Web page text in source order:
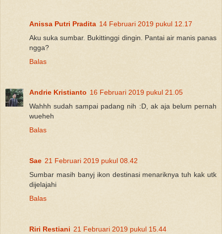
Anissa Putri Pradita 14 Februari 2019 pukul 12.17
Aku suka sumbar. Bukittinggi dingin. Pantai air manis panas
ngga?
Balas
Andrie Kristianto 16 Februari 2019 pukul 21.05
Wahhh sudah sampai padang nih :D, ak aja belum pernah
wueheh
Balas
Sae 21 Februari 2019 pukul 08.42
Sumbar masih banyj ikon destinasi menariknya tuh kak utk
dijelajahi
Balas
Riri Restiani 21 Februari 2019 pukul 15.44